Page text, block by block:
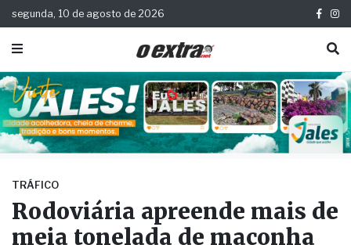
segunda, 10 de agosto de 2026
TRÁFICO
Rodoviária apreende mais de
meia tonelada de maconha